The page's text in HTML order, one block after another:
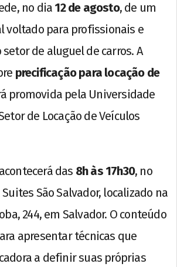
no dia 12 de agosto, de um
voltado para profissionais e
de aluguel de carros. A
precificação para locação de
promovida pela Universidade
de Locação de Veículos
das 8h às 17h30, no
São Salvador, localizado na
244, em Salvador. O conteúdo
apresentar técnicas que
a definir suas próprias